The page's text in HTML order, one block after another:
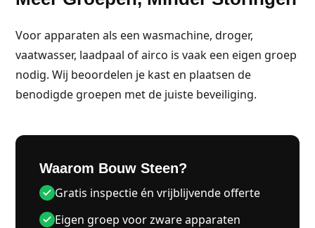
Voor apparaten als een wasmachine, droger,
vaatwasser, laadpaal of airco is vaak een eigen groep
nodig. Wij beoordelen je kast en plaatsen de
benodigde groepen met de juiste beveiliging.
Waarom Bouw Steen?
Gratis inspectie én vrijblijvende offerte
Eigen groep voor zware apparaten